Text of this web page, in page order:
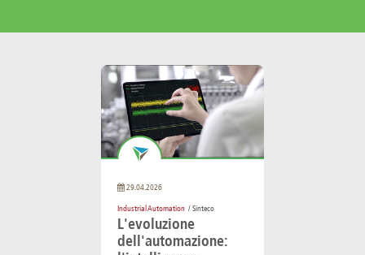
29.04.2026
Industrial Automation / Sinteco
L'evoluzione
dell'automazione: